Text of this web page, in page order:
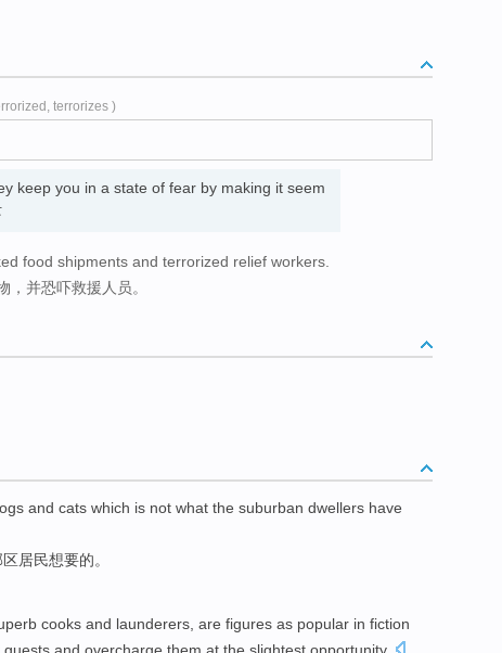
terrorizes )
keep you in a state of fear by making it seem
food shipments and terrorized relief workers.
，并恐吓救援人员。
and cats which is not what the suburban dwellers have
区居民想要的。
cooks and launderers , are figures as popular in fiction